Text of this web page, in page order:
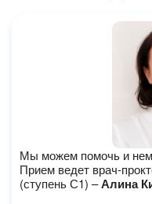
Мы можем помочь и
Прием ведет врач-
(ступень С1) –Алина